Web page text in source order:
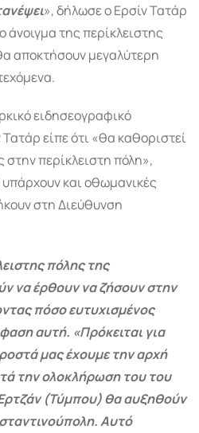
», δήλωσε ο Ερσίν Τατάρ
άνοιγμα της περίκλειστης
αποκτήσουν μεγαλύτερη
ειδησεογραφικό
είπε ότι «θα καθοριστεί
περίκλειστη πόλη»,
υπάρχουν και οθωμανικές
στη Διεύθυνση
πόλης της
να έρθουν να ζήσουν στην
πόσο ευτυχισμένος
αυτή. «Πρόκειται για
μας έχουμε την αρχή
την ολοκλήρωση του του
(Τύμπου) θα αυξηθούν
Αυτό